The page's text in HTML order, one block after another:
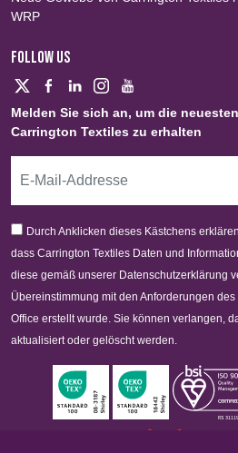
WRP
FOLLOW US
Melden Sie sich an, um die
Carrington Textiles zu erhalten
Durch Anklicken dieses Kästchens
dass Carrington Textiles Daten und
diese gemäß unserer Datenschutzerklärung
Übereinstimmung mit den Anforderungen
Office erstellt wurde. Sie können verlangen,
aktualisiert oder gelöscht werden.